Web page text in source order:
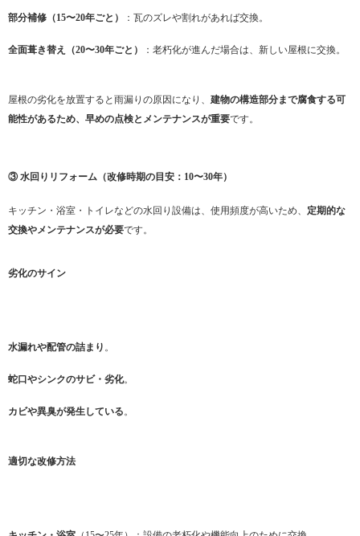
部分補修（15〜20年ごと） ：瓦のズレや割れがあれば交換。
全面葺き替え（20〜30年ごと） ：老朽化が進んだ場合は、新しい屋根に交換。
屋根の劣化を放置すると雨漏りの原因になり、 建物の構造部分まで腐食する可
能性があるため、早めの点検とメンテナンスが重要です。
③ 水回りリフォーム（改修時期の目安：10〜30年）
キッチン・浴室・トイレなどの水回り設備は、使用頻度が高いため、 定期的な
交換やメンテナンスが必要です。
劣化のサイン
水漏れや配管の詰まり 。
蛇口やシンクのサビ・劣化。
カビや異臭が発生している。
適切な改修方法